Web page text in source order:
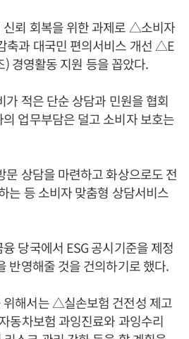
신뢰 회복을 위한 과제로 △소비자
축과 대국민 편의서비스 개선 △E
) 경영활동 지원 등을 꼽았다.
가 적은 단순 상담과 민원을 협회
업무부담은 덜고 소비자 보호는
문 상담을 마련하고 화상으로도 전
는 등 소비자 맞춤형 상담서비스
당국에서 ESG 공시기준을 제정
반영해줄 것을 건의하기로 했다.
위해서는 △실손보험 건전성 제고
동차보험 과잉진료와 과잉수리